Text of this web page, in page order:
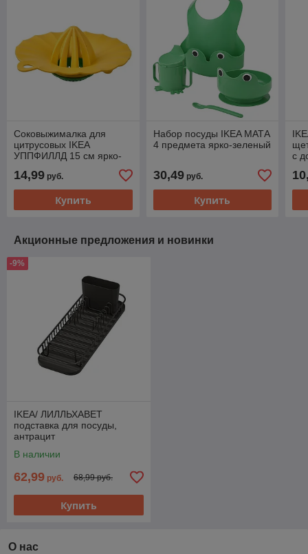
Соковыжималка для
цитрусовых IKEA
УППФИЛЛД 15 см ярко-
14,99 руб.
Купить
Набор посуды IKEA МАТА
4 предмета ярко-зеленый
30,49руб.
Купить
с
Акционные предложения и новинки
-9%
IKEA/ ЛИЛЛЬХАВЕТ
подставка для посуды,
антрацит
В наличии
62,99 руб. 68,99 руб.
Купить
О нас